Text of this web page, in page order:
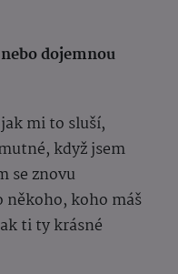
dojemnou
mi to sluší,
když jsem
se znovu
někoho, koho máš
ti ty krásné